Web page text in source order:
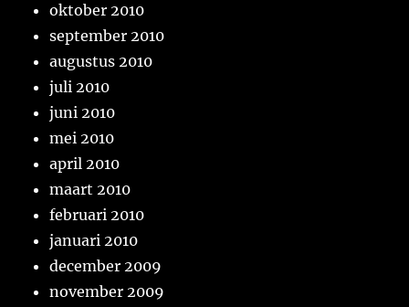
oktober 2010
september 2010
augustus 2010
juli 2010
juni 2010
mei 2010
april 2010
maart 2010
februari 2010
januari 2010
december 2009
november 2009